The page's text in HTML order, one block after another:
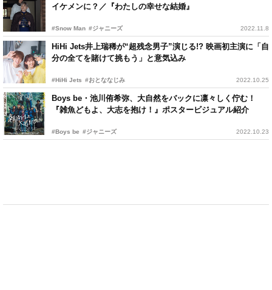
イケメンに？／『わたしの幸せな結婚』
#Snow Man #ジャニーズ 2022.11.8
HiHi Jets井上瑞稀が“超残念男子”演じる!? 映画初主演に「自
分の全てを賭けて挑もう」と意気込み
#HiHi Jets #おとななじみ 2022.10.25
Boys be・池川侑希弥、大自然をバックに凛々しく佇む！
『雑魚どもよ、大志を抱け！』ポスタービジュアル紹介
#Boys be #ジャニーズ 2022.10.23